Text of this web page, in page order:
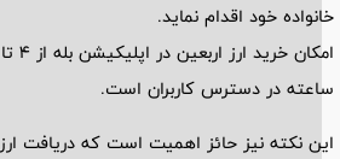
خانواده خود اقدام نماید.
ساعته در دسترس کاربران است.
این نکته نیز حائز اهمیت است که دریافت